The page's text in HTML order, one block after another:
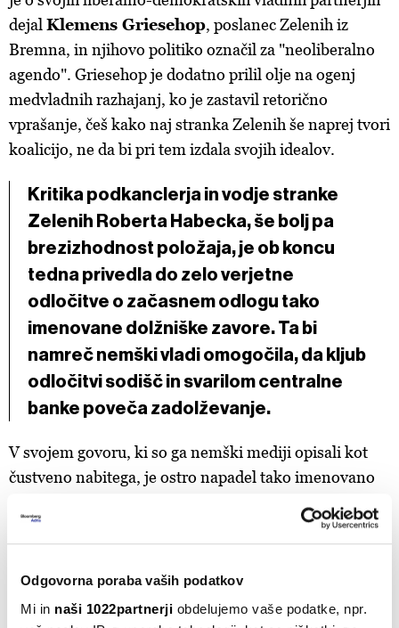
Odgovorna poraba vaših podatkov
Mi in naši 1022partnerji obdelujemo vaše podatke, npr.
dejal Klemens Griesehop, poslanec Zelenih iz
Bremna, in njihovo politiko označil za "neoliberalno
agendo". Griesehop je dodatno prilil olje na ogenj
medvladnih razhajanj, ko je zastavil retorično
vprašanje, češ kako naj stranka Zelenih še naprej tvori
koalicijo, ne da bi pri tem izdala svojih idealov.
Kritika podkanclerja in vodje stranke
Zelenih Roberta Habecka, še bolj pa
brezizhodnost položaja, je ob koncu
tedna privedla do zelo verjetne
odločitve o začasnem odlogu tako
imenovane dolžniške zavore. Ta bi
namreč nemški vladi omogočila, da kljub
odločitvi sodišč in svarilom centralne
banke poveča zadolževanje.
V svojem govoru, ki so ga nemški mediji opisali kot
čustveno nabitega, je ostro napadel tako imenovano
zadolževanja države, ki je projekt vladajočih